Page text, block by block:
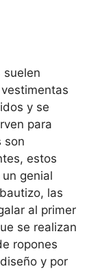
suelen
y se
para
son
estos
genial
las
al primer
se realizan
ropones
y por